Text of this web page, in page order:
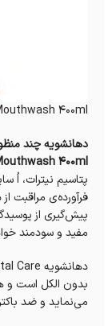
400ml
400ml
فرآورده‌ی مراقبت
پیش‌گیری از
مفید و سودمند
بدون الکل است
می‌نماید و ضد